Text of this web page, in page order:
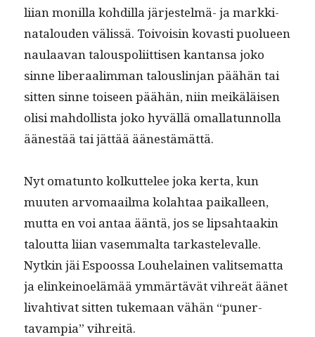
liian monil­la kohdil­la jär­jestelmä- ja markki­
na­t­alouden välis­sä. Toivoisin kovasti puolueen
naulaa­van talous­poli­it­tisen kan­tansa joko
sinne lib­er­aal­im­man talouslin­jan päähän tai
sit­ten sinne toiseen päähän, niin meikäläisen
olisi mah­dol­lista joko hyväl­lä oma­l­latun­nol­la
äänestää tai jät­tää äänestämättä.
Nyt omatun­to kolkut­telee joka ker­ta, kun
muuten arvo­maail­ma kolah­taa paikalleen,
mut­ta en voi antaa ään­tä, jos se lip­sah­taakin
talout­ta liian vasem­mal­ta tarkastel­e­valle.
Nytkin jäi Espoos­sa Louhe­lainen val­it­se­mat­ta
ja elinkei­noelämää ymmärtävät vihreät äänet
livah­ti­vat sit­ten tuke­maan vähän “puner­
tavampia” vihreitä.